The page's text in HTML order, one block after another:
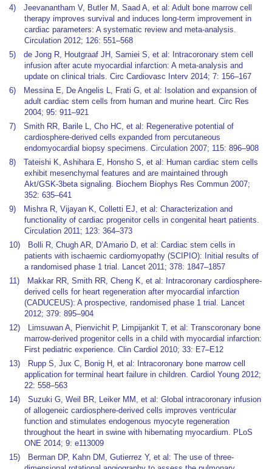
4) Jeevanantham V, Butler M, Saad A, et al: Adult bone marrow cell
therapy improves survival and induces long-term improvement in
cardiac parameters: A systematic review and meta-analysis.
Circulation 2012; 126: 551–568
5) de Jong R, Houtgraaf JH, Samiei S, et al: Intracoronary stem cell
infusion after acute myocardial infarction: A meta-analysis and
update on clinical trials. Circ Cardiovasc Interv 2014; 7: 156–167
6) Messina E, De Angelis L, Frati G, et al: Isolation and expansion of
adult cardiac stem cells from human and murine heart. Circ Res
2004; 95: 911–921
7) Smith RR, Barile L, Cho HC, et al: Regenerative potential of
cardiosphere-derived cells expanded from percutaneous
endomyocardial biopsy specimens. Circulation 2007; 115: 896–908
8) Tateishi K, Ashihara E, Honsho S, et al: Human cardiac stem cells
exhibit mesenchymal features and are maintained through
Akt/GSK-3beta signaling. Biochem Biophys Res Commun 2007;
352: 635–641
9) Mishra R, Vijayan K, Colletti EJ, et al: Characterization and
functionality of cardiac progenitor cells in congenital heart patients.
Circulation 2011; 123: 364–373
10) Bolli R, Chugh AR, D’Amario D, et al: Cardiac stem cells in
patients with ischaemic cardiomyopathy (SCIPIO): Initial results of
a randomised phase 1 trial. Lancet 2011; 378: 1847–1857
11) Makkar RR, Smith RR, Cheng K, et al: Intracoronary cardiosphere-
derived cells for heart regeneration after myocardial infarction
(CADUCEUS): A prospective, randomised phase 1 trial. Lancet
2012; 379: 895–904
12) Limsuwan A, Pienvichit P, Limpijankit T, et al: Transcoronary bone
marrow-derived progenitor cells in a child with myocardial infarction:
First pediatric experience. Clin Cardiol 2010; 33: E7–E12
13) Rupp S, Jux C, Bonig H, et al: Intracoronary bone marrow cell
application for terminal heart failure in children. Cardiol Young 2012;
22: 558–563
14) Suzuki G, Weil BR, Leiker MM, et al: Global intracoronary infusion
of allogeneic cardiosphere-derived cells improves ventricular
function and stimulates endogenous myocyte regeneration
throughout the heart in swine with hibernating myocardium. PLoS
ONE 2014; 9: e113009
15) Berman DP, Kahn DM, Gutierrez Y, et al: The use of three-